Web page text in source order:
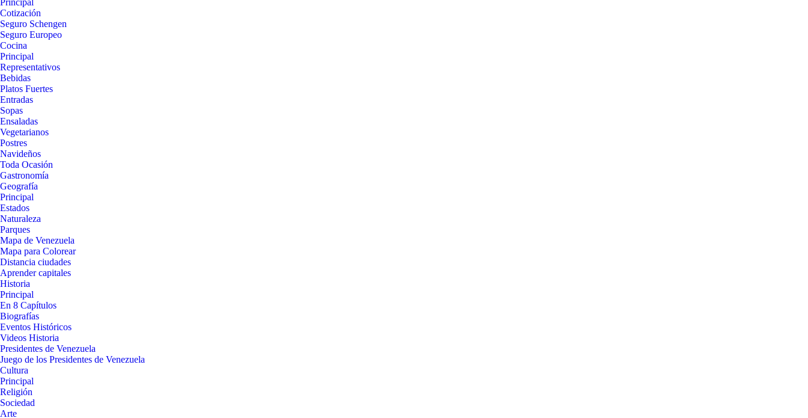
Principal
Cotización
Seguro Schengen
Seguro Europeo
Cocina
Principal
Representativos
Bebidas
Platos Fuertes
Entradas
Sopas
Ensaladas
Vegetarianos
Postres
Navideños
Toda Ocasión
Gastronomía
Geografía
Principal
Estados
Naturaleza
Parques
Mapa de Venezuela
Mapa para Colorear
Distancia ciudades
Aprender capitales
Historia
Principal
En 8 Capítulos
Biografías
Eventos Históricos
Videos Historia
Presidentes de Venezuela
Juego de los Presidentes de Venezuela
Cultura
Principal
Religión
Sociedad
Arte